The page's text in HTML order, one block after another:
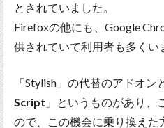
とされていました。
Firefoxの他にも、Google
供されていて利用者も多くい
「Stylish」の代替のアドオン
Script 」というものがあり、
ので、この機会に乗り換えた